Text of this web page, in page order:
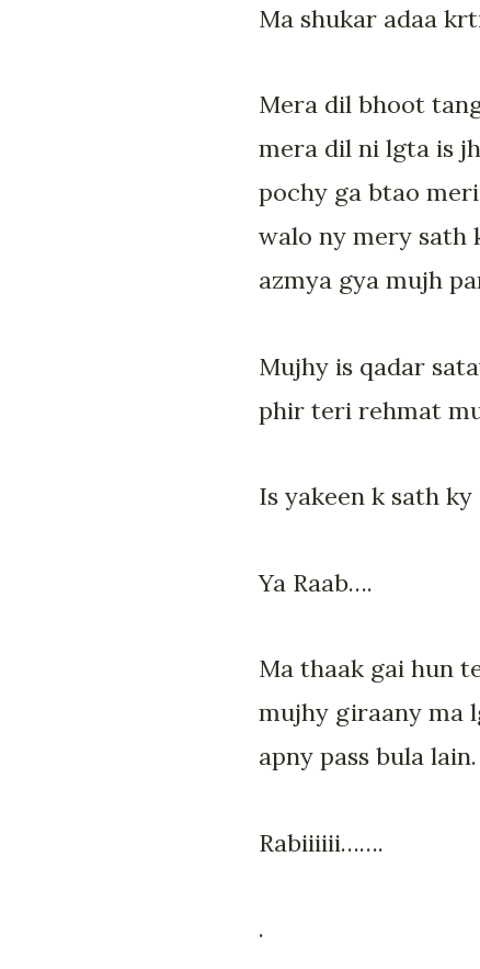
Ma shukar adaa
Mera dil bhoot
mera dil ni lgta is
pochy ga btao
walo ny mery sath
azmya gya mujh
Mujhy is qadar
phir teri rehmat
Is yakeen k sath
Ya Raab….
Ma thaak gai hun
mujhy giraany ma
apny pass bula lain.
Rabiiiiii…….
.